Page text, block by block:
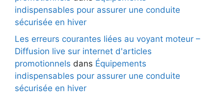
indispensables pour assurer une conduite
sécurisée en hiver
Les erreurs courantes liées au voyant moteur –
Diffusion live sur internet d'articles
promotionnels dans Équipements
indispensables pour assurer une conduite
sécurisée en hiver